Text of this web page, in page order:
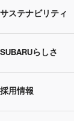
SUBARU 2025方針
事業所・関係会社
ニュースリリース
株主・投資家の皆
企業・経営
IRライブラリー
サステナビリティ
サステナビリティ
CEOサステナビリ
SUBARUらしさ
SUBARUらしさト
採用情報